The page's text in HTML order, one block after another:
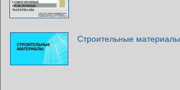
Строительные материалы